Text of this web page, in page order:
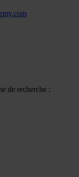
de recherche :